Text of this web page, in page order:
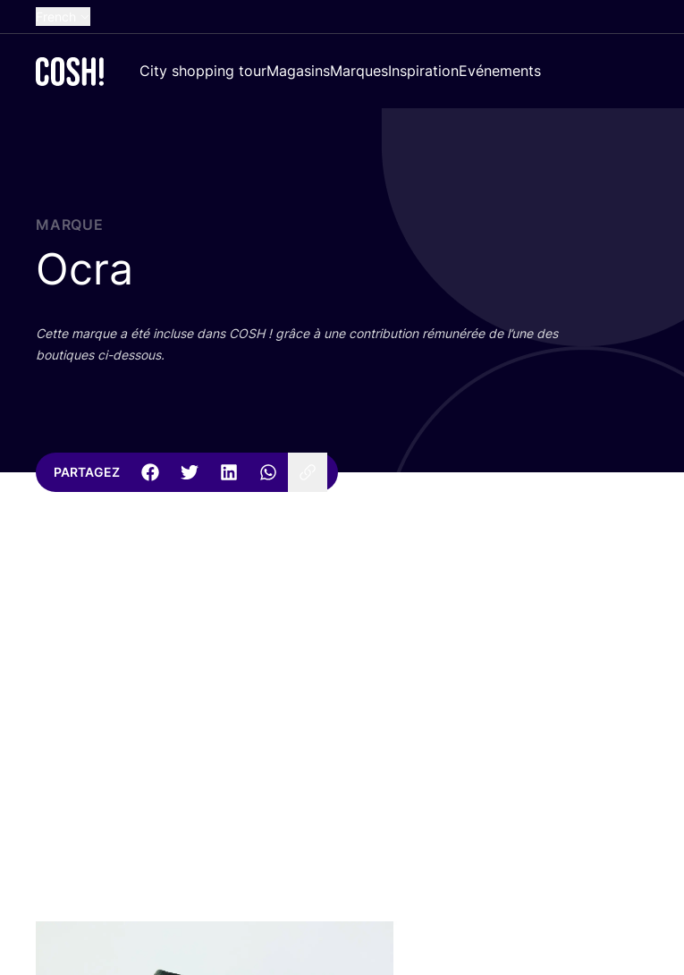
Dutch
City shopping tourMagasinsMarquesInspirationEvénements
MARQUE
Ocra
Cette marque a été incluse dans COSH! grâce à une contri­bu­tion rému­né­rée de l’une des
bou­tiques ci-dessous.
PARTAGEZ